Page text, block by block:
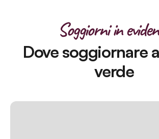
Soggiorni in
Dove soggiornare
verde